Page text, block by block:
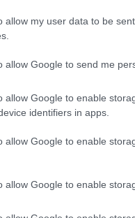
allow my user data to be
allow Google to send me
allow Google to enable
identifiers in apps.
allow Google to enable
allow Google to enable
Το σχολικό
Δες δέκα